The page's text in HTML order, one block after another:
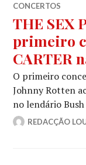
CONCERTOS
THE SEX
primeiro
CARTER
O primeiro
Johnny Rotten
no lendário
REDACÇÃO